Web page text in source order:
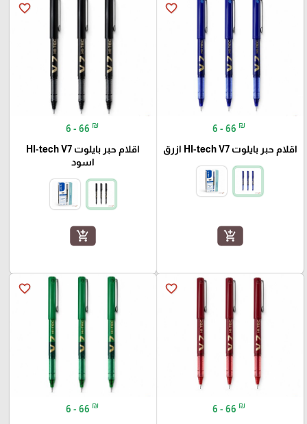
favorite_border
6 - 66 ₪
اقلام حبر بايلوت HI-tech V7 ازرق
add_shopping_cart
favorite_border
6 - 66 ₪
اقلام حبر بايلوت HI-tech V7
اسود
add_shopping_cart
favorite_border
6 - 66 ₪
favorite_border
6 - 66 ₪